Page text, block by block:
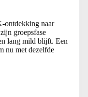
ontdekking naar
groepsfase
lang mild blijft. Een
nu met dezelfde